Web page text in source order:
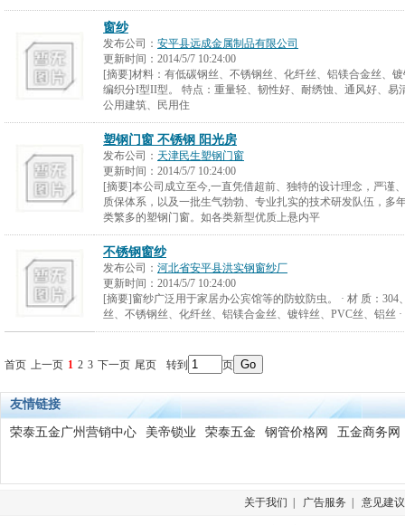
窗纱
发布公司： 安平县远成金属制品有限公司
更新时间： 2014/5/7 10:24:00
[摘要]材料：有低碳钢丝、不锈钢丝、化纤丝、铝镁合金丝、
编织分I型II型。 特点：重量轻、韧性好、耐绣蚀、通风好、易
公用建筑、民用住
塑钢门窗 不锈钢 阳光房
发布公司： 天津民生塑钢门窗
更新时间： 2014/5/7 10:24:00
[摘要]本公司成立至今,一直凭借超前、独特的设计理念，严谨
质保体系，以及一批生气勃勃、专业扎实的技术研发队伍，多
类繁多的塑钢门窗。如各类新型优质上悬内平
不锈钢窗纱
发布公司： 河北省安平县洪实钢窗纱厂
更新时间： 2014/5/7 10:24:00
[摘要]窗纱广泛用于家居办公宾馆等的防蚊防虫。 · 材 质：304
丝、不锈钢丝、化纤丝、铝镁合金丝、镀锌丝、PVC丝、铝丝
首页 上一页 1 2 3 下一页 尾页 转到 页
友情链接
荣泰五金广州营销中心 美帝锁业 荣泰五金 钢管价格网 五金商务网
关于我们 广告服务 意见建议